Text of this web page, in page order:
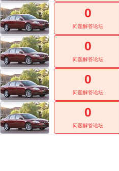
0
问题解答论坛
0
问题解答论坛
0
问题解答论坛
0
问题解答论坛